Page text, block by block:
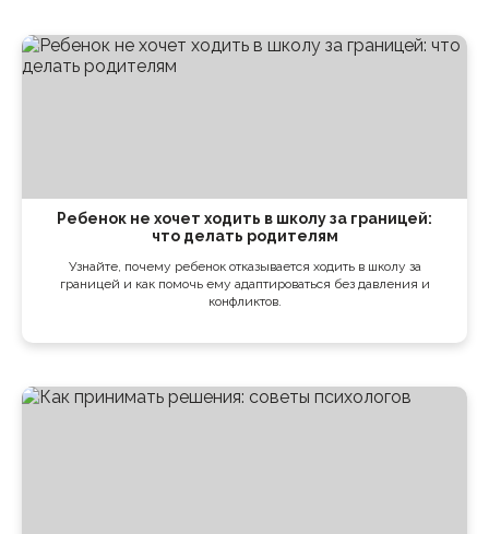
Ребенок не хочет ходить в школу за границей:
что делать родителям
Узнайте, почему ребенок отказывается ходить в школу за
границей и как помочь ему адаптироваться без давления и
конфликтов.